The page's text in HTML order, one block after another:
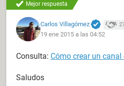
Mejor respuesta
Carlos Villagómez
19 ene 2015 a las 04:52
Consulta: Cómo crear un canal
Saludos